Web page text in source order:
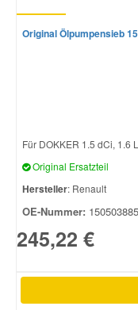
Original Ölpumpensieb
Für DOKKER 1.5 dCi, 1.6
Original Ersatzteil
Hersteller: Renault
OE-Nummer:
245,22 €